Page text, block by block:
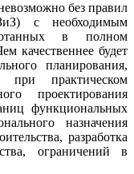
без правил
с необходимым
в полном
качественнее будет
планирования,
практическом
проектирования
функциональных
назначения
разработка
ограничений в